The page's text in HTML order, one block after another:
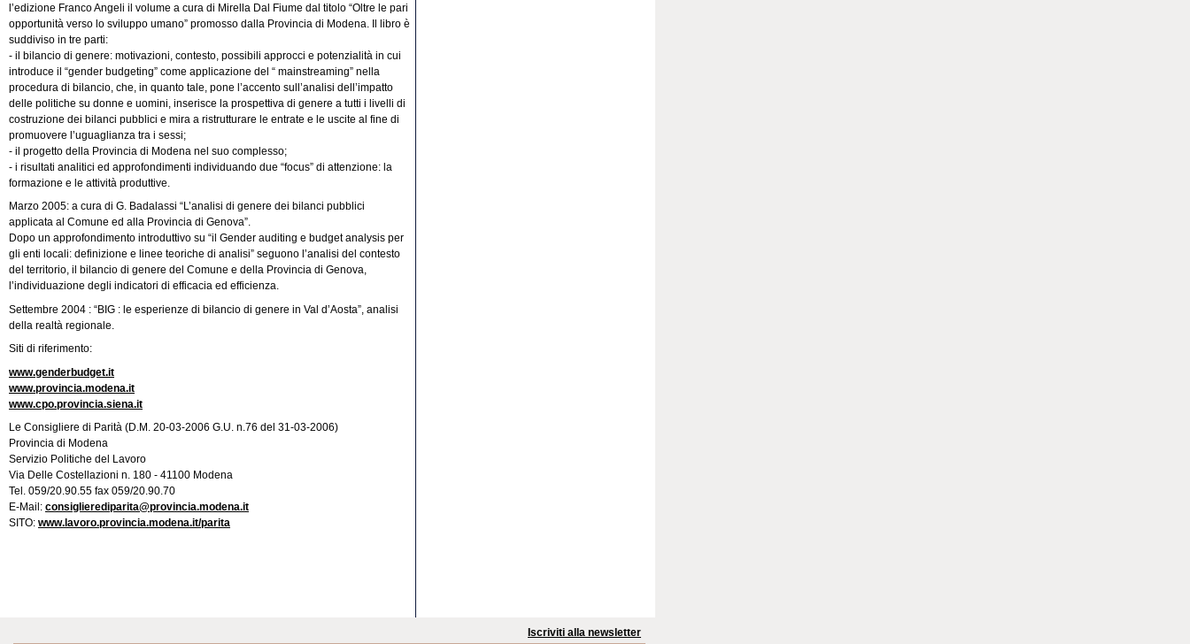
l’edizione Franco Angeli il volume a cura di Mirella Dal Fiume dal titolo “Oltre le pari
opportunità verso lo sviluppo umano” promosso dalla Provincia di Modena. Il libro è
suddiviso in tre parti:
- il bilancio di genere: motivazioni, contesto, possibili approcci e potenzialità in cui
introduce il “gender budgeting” come applicazione del “ mainstreaming” nella
procedura di bilancio, che, in quanto tale, pone l’accento sull’analisi dell’impatto
delle politiche su donne e uomini, inserisce la prospettiva di genere a tutti i livelli di
costruzione dei bilanci pubblici e mira a ristrutturare le entrate e le uscite al fine di
promuovere l’uguaglianza tra i sessi;
- il progetto della Provincia di Modena nel suo complesso;
- i risultati analitici ed approfondimenti individuando due “focus” di attenzione: la
formazione e le attività produttive.
Marzo 2005: a cura di G. Badalassi “L’analisi di genere dei bilanci pubblici
applicata al Comune ed alla Provincia di Genova”.
Dopo un approfondimento introduttivo su “il Gender auditing e budget analysis per
gli enti locali: definizione e linee teoriche di analisi” seguono l’analisi del contesto
del territorio, il bilancio di genere del Comune e della Provincia di Genova,
l’individuazione degli indicatori di efficacia ed efficienza.
Settembre 2004 : “BIG : le esperienze di bilancio di genere in Val d’Aosta”, analisi
della realtà regionale.
Siti di riferimento:
www.genderbudget.it
www.provincia.modena.it
www.cpo.provincia.siena.it
Le Consigliere di Parità (D.M. 20-03-2006 G.U. n.76 del 31-03-2006)
Provincia di Modena
Servizio Politiche del Lavoro
Via Delle Costellazioni n. 180 - 41100 Modena
Tel. 059/20.90.55 fax 059/20.90.70
E-Mail: consiglierediparita@provincia.modena.it
SITO: www.lavoro.provincia.modena.it/parita
Iscriviti alla newsletter